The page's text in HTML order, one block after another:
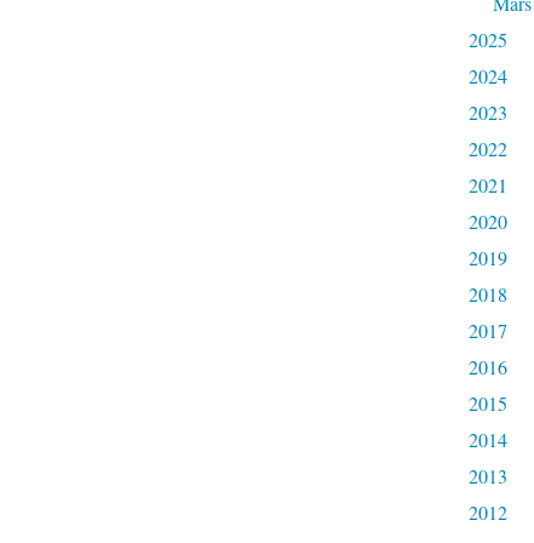
2025
2024
2023
2022
2021
2020
2019
2018
2017
2016
2015
2014
2013
2012